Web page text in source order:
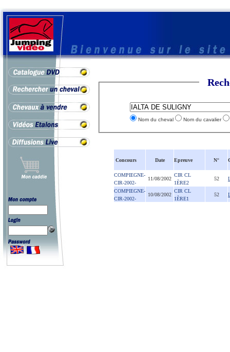
Nom du cheval Nom du cavalier
Concours Date Epreuve N°
COMPIEGNE-
CIR-2002-
11/08/2002
CIR CL
1ÈRE2
52
COMPIEGNE-
CIR-2002-
10/08/2002
CIR CL
1ÈRE1
52